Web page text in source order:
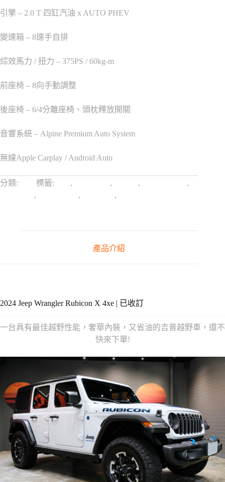
引擎 – 2.0 T 四缸汽油 x AUTO PHEV
變速箱 – 8速手自排
綜效馬力 / 扭力 – 375PS / 60kg-m
前座椅 – 8向手動調整
後座椅 – 6/4分離座椅、頭枕釋放開關
音響系統 – Alpine Premium Auto System
無線Apple Carplay / Android Auto
分類: 標籤: , , ,
,
, , ,
產品介紹
2024 Jeep Wrangler Rubicon X 4xe | 已收訂
一台具有最佳越野性能，奢華內裝，又省油的吉普越野車，還不
快來下單!